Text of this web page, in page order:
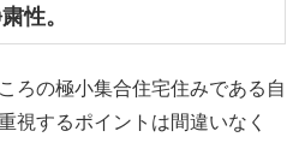
性。
ろの極小集合住宅住みである自
視するポイントは間違いなく